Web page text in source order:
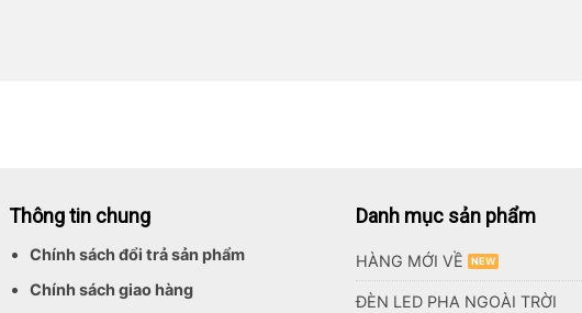
Thông tin chung
Chính sách đổi trả sản phẩm
Chính sách giao hàng
Danh mục sản phẩm
HÀNG MỚI VỀ
ĐÈN LED PHA NGOÀI TRỜI